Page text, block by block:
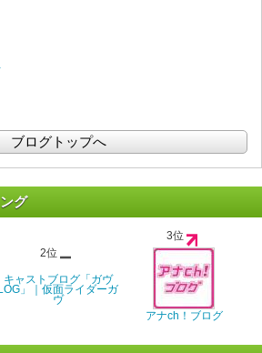
ブログトップへ
グ
2位
キャストブログ「ガヴ
」｜仮面ライダーガ
ヴ
3位
アナch！ブログ